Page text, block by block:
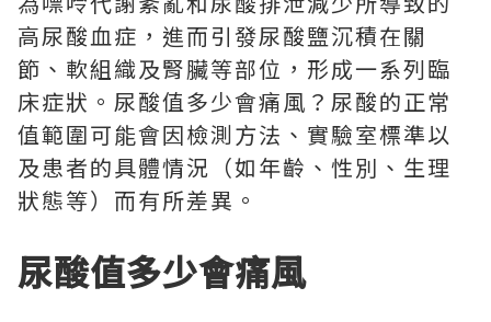
高尿酸血症，進而引發尿酸鹽沉積在關
節、軟組織及腎臟等部位，形成一系列臨
床症狀。尿酸值多少會痛風？尿酸的正常
值範圍可能會因檢測方法、實驗室標準以
及患者的具體情況（如年齡、性別、生理
狀態等）而有所差異。
尿酸值多少會痛風